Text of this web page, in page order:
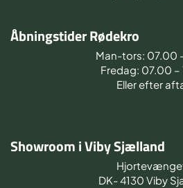
Åbningstider Rødekro
Man-tors: 07.00
Fredag: 07.00 –
Eller efter
Showroom i Viby Sjælland
DK- 4130 Viby